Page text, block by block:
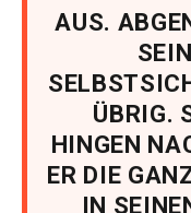
AUS.
ÜBRIG.
HINGEN
ER DIE
IN